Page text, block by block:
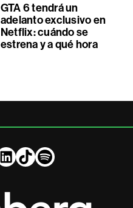
GTA 6 tendrá un
adelanto exclusivo en
Netflix: cuándo se
estrena y a qué hora